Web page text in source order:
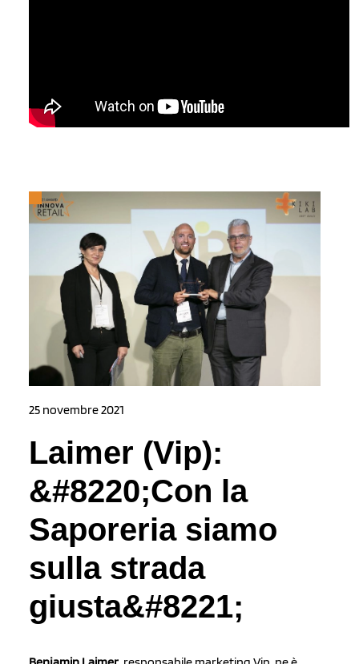
25 novembre 2021
Laimer (Vip):
&#8220;Con la
Saporeria siamo
sulla strada
giusta&#8221;